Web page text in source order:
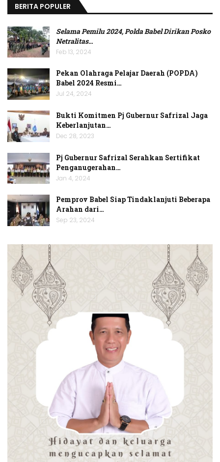
BERITA POPULER
Selama Pemilu 2024, Polda Babel Dirikan Posko
Netralitas…
Feb 13, 2024
Pekan Olahraga Pelajar Daerah (POPDA)
Babel 2024 Resmi…
Jul 24, 2024
Bukti Komitmen Pj Gubernur Safrizal Jaga
Keberlanjutan…
Dec 28, 2023
Pj Gubernur Safrizal Serahkan Sertifikat
Penganugerahan…
Jan 4, 2024
Pemprov Babel Siap Tindaklanjuti Beberapa
Arahan dari…
Sep 23, 2024